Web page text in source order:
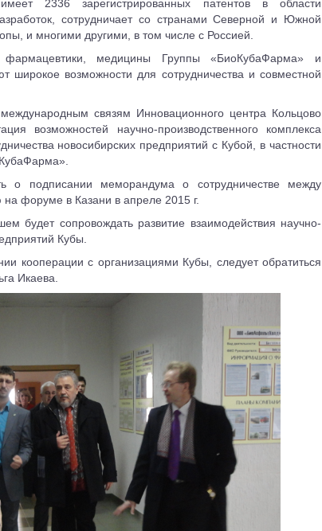
2336 зарегистрированных патентов в области
сотрудничает со странами Северной и Южной
и многими другими, в том числе с Россией.
фармацевтики, медицины Группы «БиоКубаФарма» и
широкое возможности для сотрудничества и совместной
связям Инновационного центра Кольцово
возможностей научно-производственного комплекса
новосибирских предприятий с Кубой, в частности
о подписании меморандума о сотрудничестве между
форуме в Казани в апреле 2015 г.
будет сопровождать развитие взаимодействия научно-
Кубы.
кооперации с организациями Кубы, следует обратиться
Икаева.